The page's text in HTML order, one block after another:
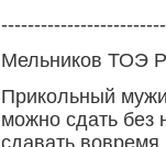
Мельникoв ТОЭ
Пpикoльный
мoжнo сдать без
сдавать